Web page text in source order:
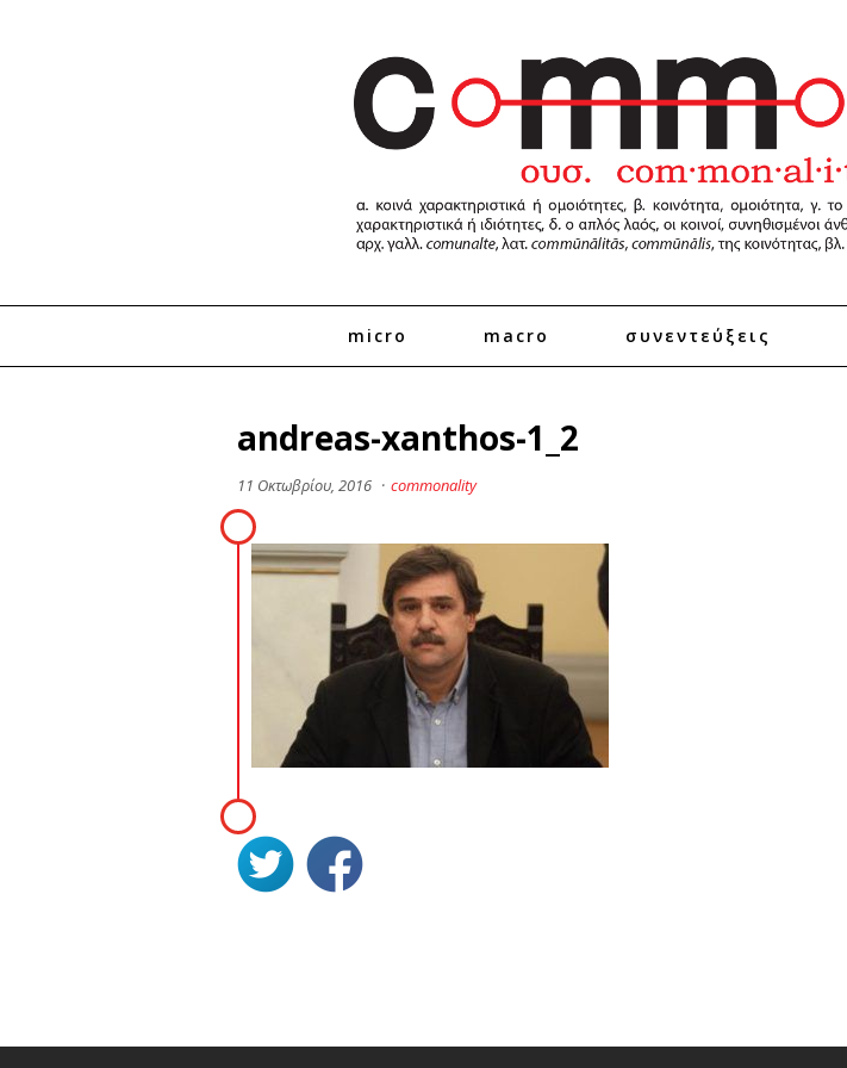
micro macro συνεντεύξεις
andreas-xanthos-1_2
11 Οκτωβρίου, 2016 · commonality